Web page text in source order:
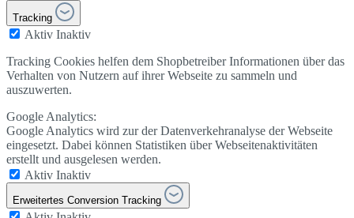
Tracking
Aktiv Inaktiv
Tracking Cookies helfen dem Shopbetreiber Informationen über das
Verhalten von Nutzern auf ihrer Webseite zu sammeln und
auszuwerten.
Google Analytics:
Google Analytics wird zur der Datenverkehranalyse der Webseite
eingesetzt. Dabei können Statistiken über Webseitenaktivitäten
erstellt und ausgelesen werden.
Aktiv Inaktiv
Erweitertes Conversion Tracking